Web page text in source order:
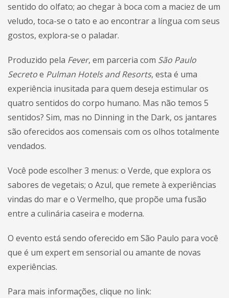
sentido do olfato; ao chegar à boca com a maciez de um
veludo, toca-se o tato e ao encontrar a língua com seus
gostos, explora-se o paladar.
Produzido pela Fever, em parceria com São Paulo
Secretoe Pulman Hotels and Resorts, esta é uma
experiência inusitada para quem deseja estimular os
quatro sentidos do corpo humano. Mas não temos 5
sentidos? Sim, mas no Dinning in the Dark, os jantares
são oferecidos aos comensais com os olhos totalmente
vendados.
Você pode escolher 3 menus: o Verde, que explora os
sabores de vegetais; o Azul, que remete à experiências
vindas do mar e o Vermelho, que propõe uma fusão
entre a culinária caseira e moderna.
O evento está sendo oferecido em São Paulo para você
que é um expert em sensorial ou amante de novas
experiências.
Para mais informações, clique no link: